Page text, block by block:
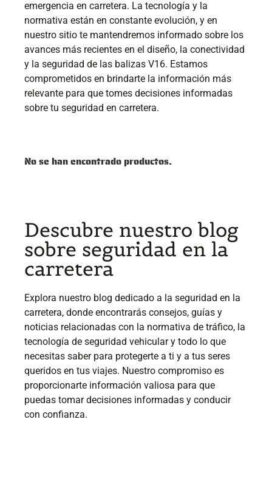
emergencia en carretera. La tecnología y la
normativa están en constante evolución, y en
nuestro sitio te mantendremos informado sobre los
avances más recientes en el diseño, la conectividad
y la seguridad de las balizas V16. Estamos
comprometidos en brindarte la información más
relevante para que tomes decisiones informadas
sobre tu seguridad en carretera.
No se han encontrado productos.
Descubre nuestro blog
sobre seguridad en la
carretera
Explora nuestro blog dedicado a la seguridad en la
carretera, donde encontrarás consejos, guías y
noticias relacionadas con la normativa de tráfico, la
tecnología de seguridad vehicular y todo lo que
necesitas saber para protegerte a ti y a tus seres
queridos en tus viajes. Nuestro compromiso es
proporcionarte información valiosa para que
puedas tomar decisiones informadas y conducir
con confianza.